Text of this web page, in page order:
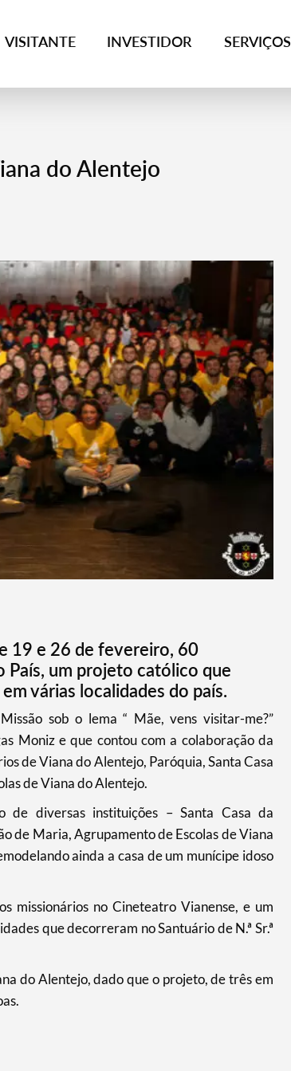
VISITANTE INVESTIDOR SERVIÇOS
do Alentejo
19 e 26 de fevereiro, 60
um projeto católico que
várias localidades do país.
sob o lema “ Mãe, vens visitar-me?”
Moniz e que contou com a colaboração da
de Viana do Alentejo, Paróquia, Santa Casa
de Viana do Alentejo.
de diversas instituições – Santa Casa da
de Maria, Agrupamento de Escolas de Viana
ainda a casa de um munícipe idoso
missionários no Cineteatro Vianense, e um
que decorreram no Santuário de N.ª Sr.ª
do Alentejo, dado que o projeto, de três em